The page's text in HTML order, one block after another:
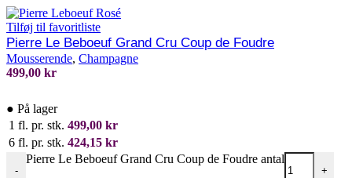
Tilføj til favoritliste
Pierre Le Beboeuf Grand Cru Coup de Foudre
Mousserende, Champagne
499,00 kr
● På lager
1 fl. pr. stk. 499,00 kr
6 fl. pr. stk. 424,15 kr
-
Pierre Le Beboeuf Grand Cru Coup de Foudre antal
+